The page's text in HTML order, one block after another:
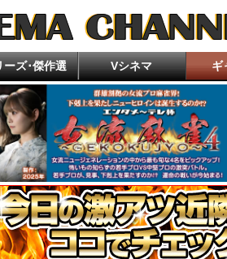
ーズ･傑作選
ラー・ゾンビ特集
キン エッチな企画を考えよう！エロ研究
カオスの怪談★語ルシス
らり探訪 珍湯たび
ムーの世界R
にあった！呪いのビデオ
Vシネマ
アクション・任侠・ド
ギ